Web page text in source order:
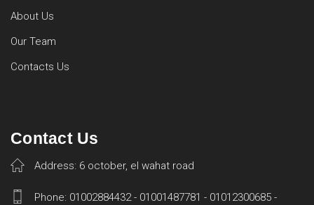
About Us
Our Team
Contacts Us
Contact Us
Address: 6 october, el wahat road
Phone: 01002884432 - 01001487781 - 01012300685 -